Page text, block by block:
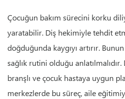
Çocuğun bakım sürecini korku
yaratabilir. Diş hekimiyle tehdit
doğduğunda kaygıyı artırır.
sağlık rutini olduğu
branşlı ve çocuk hastaya uygun
merkezlerde bu süreç, aile